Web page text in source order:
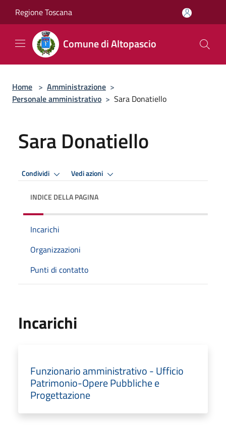
Regione Toscana
Comune di Altopascio
Home > Amministrazione >
Personale amministrativo > Sara Donatiello
Sara Donatiello
Condividi Vedi azioni
INDICE DELLA PAGINA
Incarichi
Organizzazioni
Punti di contatto
Incarichi
Funzionario amministrativo - Ufficio
Patrimonio-Opere Pubbliche e
Progettazione